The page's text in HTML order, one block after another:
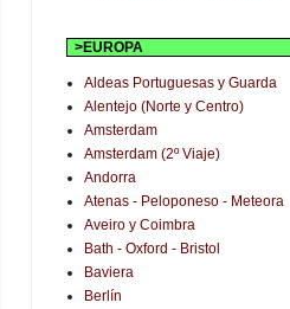
>EUROPA
Aldeas Portuguesas y Guarda
Alentejo (Norte y Centro)
Amsterdam
Amsterdam (2º Viaje)
Andorra
Atenas - Peloponeso - Meteora
Aveiro y Coimbra
Bath - Oxford - Bristol
Baviera
Berlín